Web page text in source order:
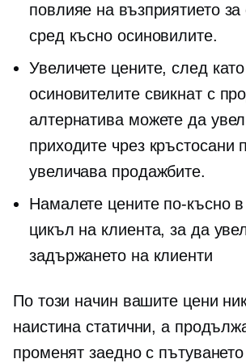
повлияе на възприятието за
сред късно осиновилите.
Увеличете цените, след като
осиновителите свикнат с
алтернатива можете да
приходите чрез кръстосани
увеличава продажбите.
Намалете цените по-късно
цикъл на клиента, за да
задържането на клиенти
По този начин вашите цени
наистина статични, а
променят заедно с